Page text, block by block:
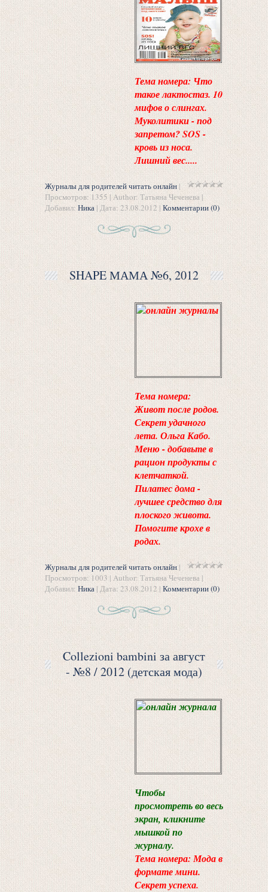
Тема номера: Что
такое лактостаз. 10
мифов о слингах.
Муколитики - под
запретом? SOS -
кровь из носа.
Лишний вес.....
Журналы для родителей читать онлайн|
Просмотров: 1355 | Author: Татьяна Чеченева |
Добавил:Ника| Дата:23.08.2012 | Комментарии (0)
SHAPE МАМА №6, 2012
Тема номера:
Живот после родов.
Секрет удачного
лета. Ольга Кабо.
Меню - добавьте в
рацион продукты с
клетчаткой.
Пилатес дома -
лучшее средство для
плоского живота.
Помогите крохе в
родах.
Журналы для родителей читать онлайн |
Просмотров: 1003 | Author: Татьяна Чеченева |
Добавил: Ника | Дата: 23.08.2012 | Комментарии (0)
Collezioni bambini за август
- №8 / 2012 (детская мода)
Чтобы
просмотреть во весь
экран, кликните
мышкой по
журналу.
Тема номера: Мода в
формате мини.
Секрет успеха.